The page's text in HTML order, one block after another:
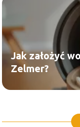
Jak założyć
Zelmer?